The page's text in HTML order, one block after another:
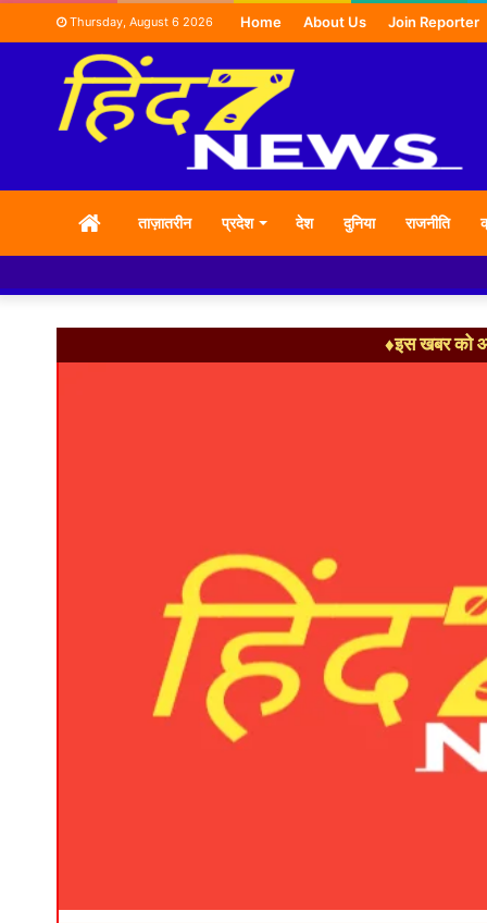
Thursday, August 6 2026 Home About Us Join Reporter
HOMEताज़ातरीन प्रदेश देश दुनिया राजनीति
♦इस खबर को